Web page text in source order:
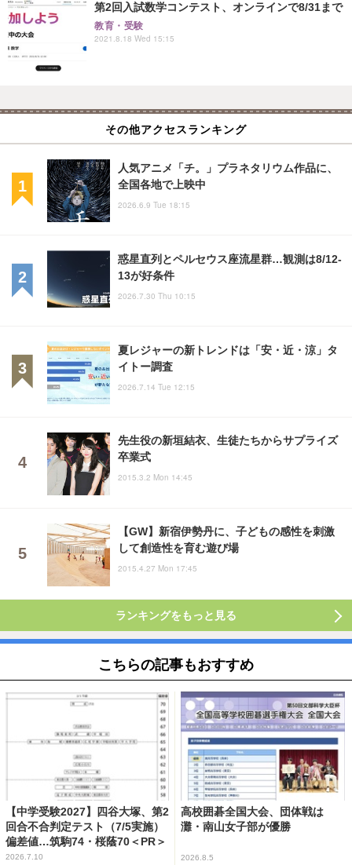
第2回入試数学コンテスト、オンラインで8/31まで
教育・受験
2021.8.18 Wed 15:15
その他アクセスランキング
人気アニメ「チ。」プラネタリウム作品に、
全国各地で上映中
2026.6.9 Tue 18:15
惑星直列とペルセウス座流星群…観測は8/12-
13が好条件
2026.7.30 Thu 10:15
夏レジャーの新トレンドは「安・近・涼」タ
イトー調査
2026.7.14 Tue 12:15
先生役の新垣結衣、生徒たちからサプライズ
卒業式
2015.3.2 Mon 14:45
【GW】新宿伊勢丹に、子どもの感性を刺激
して創造性を育む遊び場
2015.4.27 Mon 17:45
ランキングをもっと見る
こちらの記事もおすすめ
【中学受験2027】四谷大塚、第2
回合不合判定テスト（7/5実施）
偏差値…筑駒74・桜蔭70＜PR＞
2026.7.10
高校囲碁全国大会、団体戦は
灘・南山女子部が優勝
2026.8.5